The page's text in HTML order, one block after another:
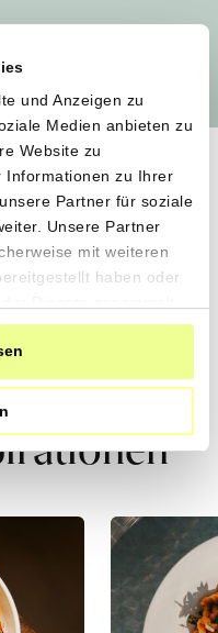
und Anzeigen zu
Medien anbieten zu
Website zu
Informationen zu Ihrer
Partner für soziale
Unsere Partner
mit weiteren
haben oder
verarbeitet.
Geschmack.
dir.